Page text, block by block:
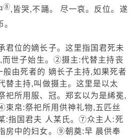
⑧,皆哭,不踊。 尽一哀。反位。遂
位的嫡长子。这里指国君死未
而世子始生。②摄主:代替主持丧
般由死者的 嫡长子主持,如果死者
替主持,叫做摄主。这里是以太
祀所用服、冠。郑玄以为是絺冕,
束帛:祭祀所用供神礼物,五匹丝
指国君夫 人某氏。⑦众主人:死
房中的妇女。⑨朝奠:早 晨供奉